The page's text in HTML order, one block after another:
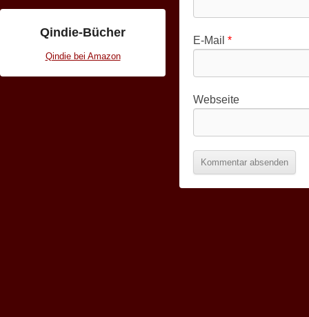
3
b
y
m
n
e
E-Mail *
Webseite
Qindie-Bücher
Qindie bei Amazon